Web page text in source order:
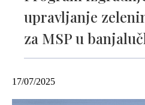
upravljanje
za MSP u
17/07/2025